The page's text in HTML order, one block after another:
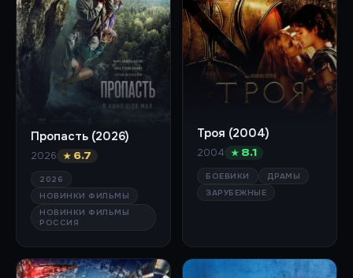
Пропасть (2026)
2026 ★ 6.7
2026
НОВИНКИ ФИЛЬМЫ
НОВИНКИ ФИЛЬМЫ
РОССИЯ
Троя (2004)
2004 ★ 8.1
БОЕВИКИ
ДРАМЫ
ЗАРУБЕЖНЫЕ